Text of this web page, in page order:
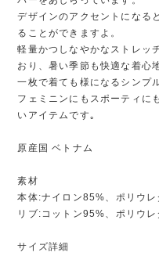
デザインのアクセントになる
ることができますよ。
軽量かつしなやかなストレッ
おり、暑い季節も快適な着心
一枚で着ても様になるシンプ
フェミニンにもスポーティに
いアイテムです｡
原産国 ベトナム
素材
本体:ナイロン85%、ポリウ
リブ:コットン95%、ポリウ
サイズ詳細